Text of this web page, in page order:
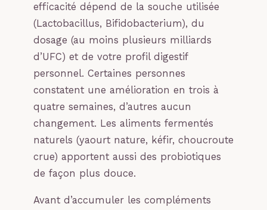
efficacité dépend de la souche utilisée
(Lactobacillus, Bifidobacterium), du
dosage (au moins plusieurs milliards
d’UFC) et de votre profil digestif
personnel. Certaines personnes
constatent une amélioration en trois à
quatre semaines, d’autres aucun
changement. Les aliments fermentés
naturels (yaourt nature, kéfir, choucroute
crue) apportent aussi des probiotiques
de façon plus douce.
Avant d’accumuler les compléments